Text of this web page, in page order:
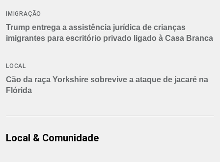
IMIGRAÇÃO
Trump entrega a assistência jurídica de crianças
imigrantes para escritório privado ligado à Casa Branca
LOCAL
Cão da raça Yorkshire sobrevive a ataque de jacaré na
Flórida
Local & Comunidade